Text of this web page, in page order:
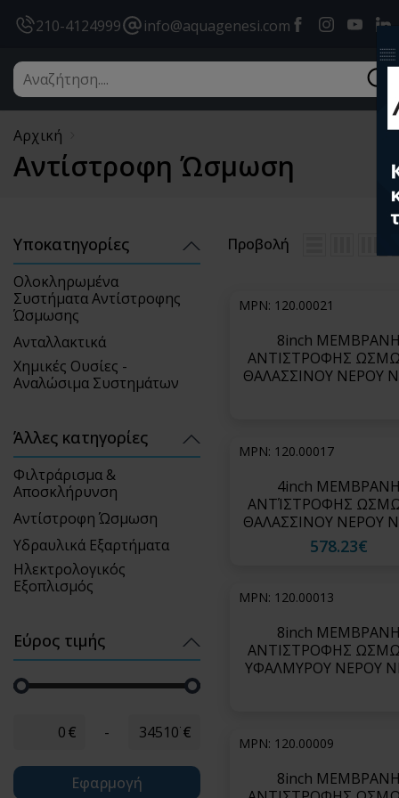
210-4124999 info@aquagenesi.com Facebookinstagram
youtube
Αρχική
Αντίστροφη Ώσμωση
Υποκατηγορίες
Ολοκληρωμένα
Συστήματα Αντίστροφης
Ώσμωσης
Ανταλλακτικά
Χημικές Ουσίες -
Αναλώσιμα Συστημάτων
Άλλες κατηγορίες
Φιλτράρισμα &
Αποσκλήρυνση
Αντίστροφη Ώσμωση
Υδραυλικά Εξαρτήματα
Ηλεκτρολογικός
Εξοπλισμός
Εύρος τιμής
filter by price
€ - €
Εφαρμογή
Προβολή
MPN: 120.00021
8inch ΜΕΜΒΡΑΝΗ
ΑΝΤΙΣΤΡΟΦΗΣ
ΘΑΛΑΣΣΙΝΟΥ ΝΕΡΟΥ
MPN: 120.00017
4inch ΜΕΜΒΡΑΝΗ
ΑΝΤΊΣΤΡΟΦΗΣ
ΘΑΛΑΣΣΙΝΟΥ ΝΕΡΟΥ
ΣΕΙΡΑ SWC5 (optimum
rejection and
578.23€
MPN: 120.00013
8inch ΜΕΜΒΡΑΝΗ
ΑΝΤΙΣΤΡΟΦΗΣ
ΥΦΑΛΜΥΡΟΥ ΝΕΡΟΥ
MPN: 120.00009
8inch ΜΕΜΒΡΑΝΗ